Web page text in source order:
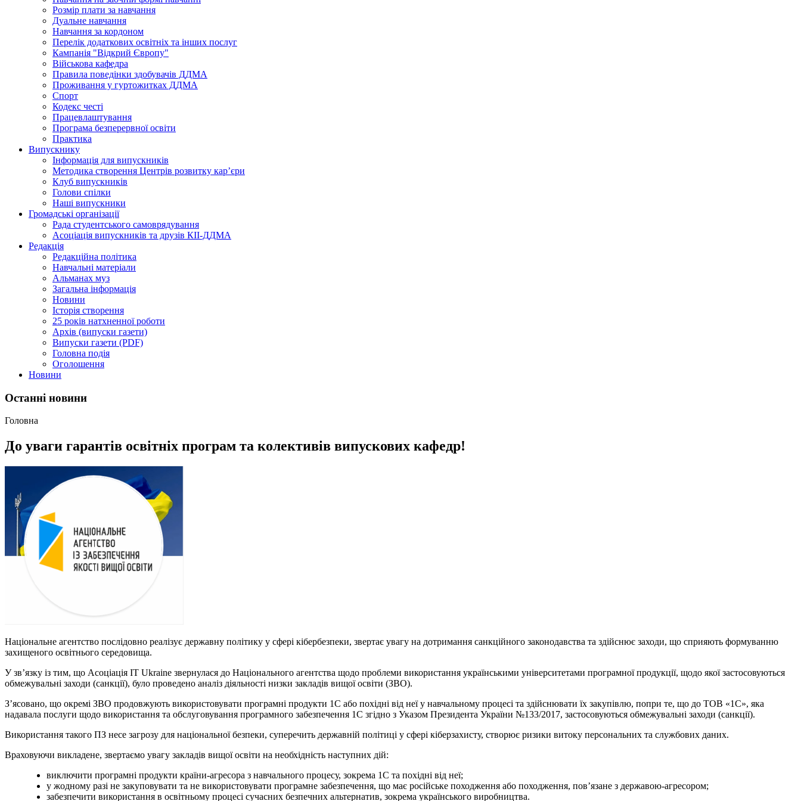
Розмір плати за навчання
Дуальне навчання
Навчання за кордоном
Перелік додаткових освітніх та інших послуг
Кампанія "Відкрий Європу"
Військова кафедра
Правила поведінки здобувачів ДДМА
Проживання у гуртожитках ДДМА
Спорт
Кодекс честі
Працевлаштування
Програма безперервної освіти
Практика
Випускнику
Інформація для випускників
Методика створення Центрів розвитку кар’єри
Клуб випускників
Голови спілки
Наші випускники
Громадські організації
Рада студентського самоврядування
Асоціація випускників та друзів КІІ-ДДМА
Редакція
Редакційна політика
Навчальні матеріали
Альманах муз
Загальна інформація
Новини
Історія створення
25 років натхненної роботи
Архів (випуски газети)
Випуски газети (PDF)
Головна подія
Оголошення
Новини
Останні новини
Головна
До уваги гарантів освітніх програм та колективів випускових кафедр!
Національне агентство послідовно реалізує державну політику у сфері кібербезпеки, звертає увагу на дотримання санкційного законодавства та здійснює заходи, що сприяють формуванню
захищеного освітнього середовища.
У зв’язку із тим, що Асоціація IT Ukraine звернулася до Національного агентства щодо проблеми використання українськими університетами програмної продукції, щодо якої застосовуються
обмежувальні заходи (санкції), було проведено аналіз діяльності низки закладів вищої освіти (ЗВО).
З’ясовано, що окремі ЗВО продовжують використовувати програмні продукти 1С або похідні від неї у навчальному процесі та здійснювати їх закупівлю, попри те, що до ТОВ «1С», яка
надавала послуги щодо використання та обслуговування програмного забезпечення 1С згідно з Указом Президента України №133/2017, застосовуються обмежувальні заходи (санкції).
Використання такого ПЗ несе загрозу для національної безпеки, суперечить державній політиці у сфері кіберзахисту, створює ризики витоку персональних та службових даних.
Враховуючи викладене, звертаємо увагу закладів вищої освіти на необхідність наступних дій:
виключити програмні продукти країни-агресора з навчального процесу, зокрема 1С та похідні від неї;
у жодному разі не закуповувати та не використовувати програмне забезпечення, що має російське походження або походження, пов’язане з державою-агресором;
забезпечити використання в освітньому процесі сучасних безпечних альтернатив, зокрема українського виробництва.